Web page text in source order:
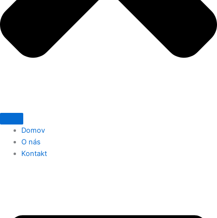
Domov
O nás
Kontakt